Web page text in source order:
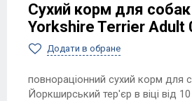
Сухий корм для собак
Yorkshire Terrier Adult
Додати в обране
повнораціонний сухий корм для
Йоркширський тер'єр в віці від